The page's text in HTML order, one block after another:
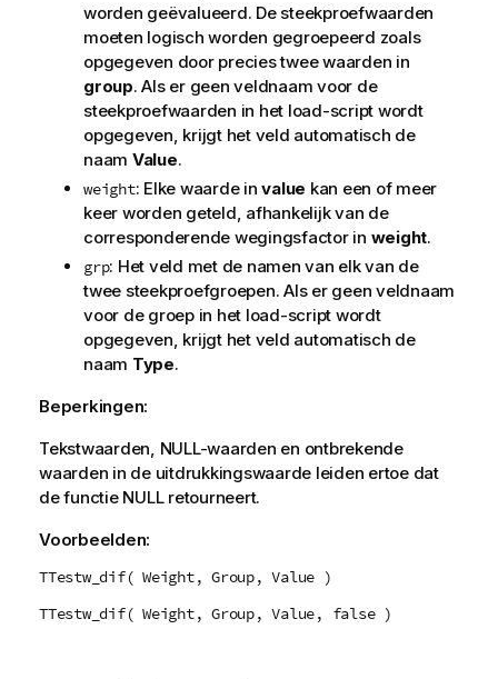
worden geëvalueerd. De steekproefwaarden
moeten logisch worden gegroepeerd zoals
opgegeven door precies twee waarden in
group. Als er geen veldnaam voor de
steekproefwaarden in het load-script wordt
opgegeven, krijgt het veld automatisch de
naam Value.
weight: Elke waarde invalue kan een of meer
keer worden geteld, afhankelijk van de
corresponderende wegingsfactor in weight.
grp: Het veld met de namen van elk van de
twee steekproefgroepen. Als er geen veldnaam
voor de groep in het load-script wordt
opgegeven, krijgt het veld automatisch de
naam Type.
Beperkingen:
Tekstwaarden, NULL-waarden en ontbrekende
waarden in de uitdrukkingswaarde leiden ertoe dat
de functie NULLretourneert.
Voorbeelden:
TTestw_dif( Weight, Group, Value )
TTestw_dif( Weight, Group, Value, false )